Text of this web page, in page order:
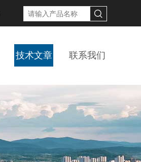
技术文章 联系我们